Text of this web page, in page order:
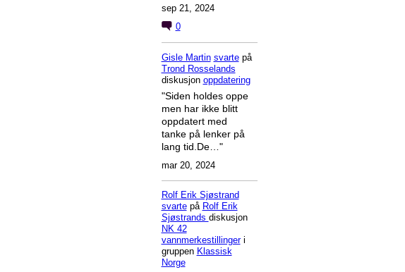
sep 21, 2024
0
Gisle Martin svartepå
Trond Rosselands
diskusjon oppdatering
"Siden holdes oppe
men har ikke blitt
oppdatert med
tanke på lenker på
lang tid.De…"
mar 20, 2024
Rolf Erik Sjøstrand
svartepå Rolf Erik
Sjøstrands diskusjon
NK 42
vannmerkestillingeri
gruppen Klassisk
Norge